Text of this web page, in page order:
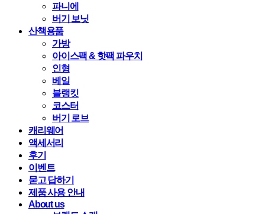
파니에
버기 보닛
산책용품
가방
아이스팩 & 핫팩 파우치
인형
베일
블랭킷
코스터
버기 로브
캐리웨어
액세서리
후기
이벤트
묻고 답하기
제품 사용 안내
About us